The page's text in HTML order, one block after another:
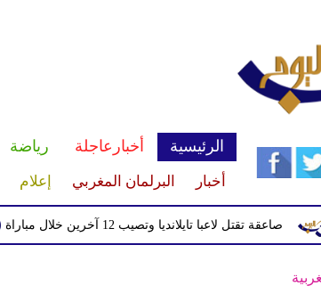
الرئيسية أخبارعاجلة رياضة
أخبار البرلمان المغربي إعلام
تقتل لاعبا تايلانديا وتصيب 12 آخرين خلال مباراة